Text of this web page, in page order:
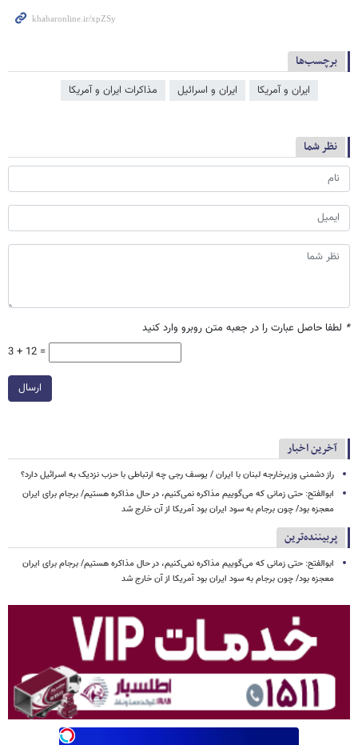
برچسب‌ها
ایران و آمریکا ایران و اسرائیل مذاکرات ایران و آمریکا
نظر شما
* لطفا حاصل عبارت را در جعبه متن روبرو وارد کنید
3 + 12 =
ارسال
آخرین اخبار
راز دشمنی وزیرخارجه لبنان با ایران / یوسف رجی چه ارتباطی با حزب نزدیک به اسرائیل دارد؟
ابوالفتح: حتی زمانی که می‌گوییم مذاکره نمی‌کنیم، در حال مذاکره هستیم/ برجام برای ایران
معجزه بود/ چون برجام به سود ایران بود آمریکا از آن خارج شد
پربیننده‌ترین
ابوالفتح: حتی زمانی که می‌گوییم مذاکره نمی‌کنیم، در حال مذاکره هستیم/ برجام برای ایران
معجزه بود/ چون برجام به سود ایران بود آمریکا از آن خارج شد